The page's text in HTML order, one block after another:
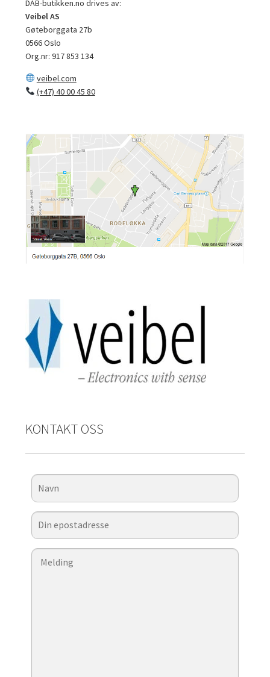
DAB-butikken.no drives av:
Veibel AS
Gøteborggata 27b
0566 Oslo
Org.nr: 917 853 134
veibel.com
(+47) 40 00 45 80
KONTAKT OSS